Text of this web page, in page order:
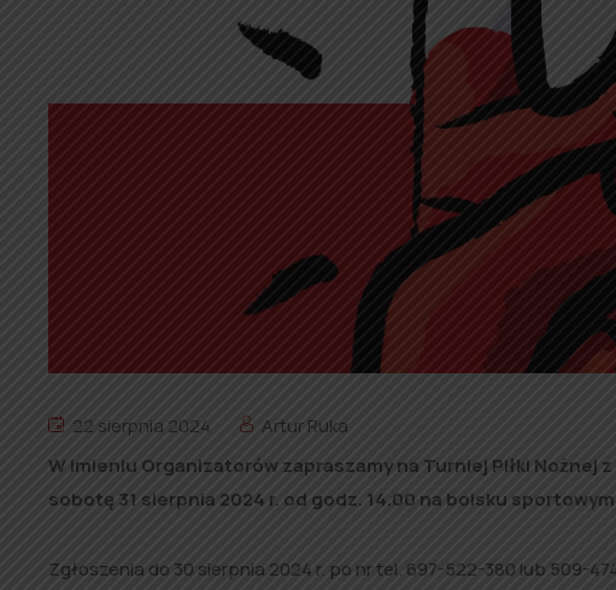
22 sierpnia 2024
Artur Ruka
W imieniu Organizatorów zapraszamy na Turniej Piłki Nożnej
sobotę 31 sierpnia 2024 r. od godz. 14.00 na boisku
Zgłoszenia do 30 sierpnia 2024 r. po nr tel. 697-522-380 lub 509-